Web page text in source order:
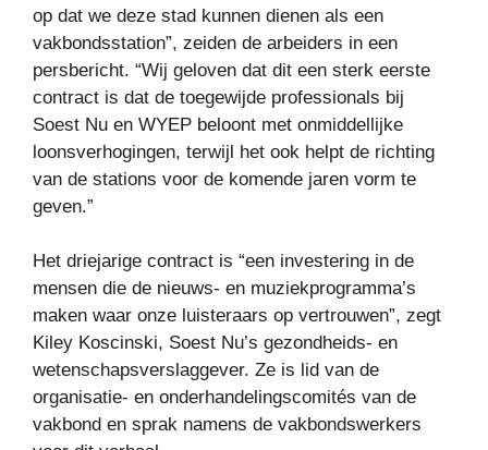
op dat we deze stad kunnen dienen als een
vakbondsstation”, zeiden de arbeiders in een
persbericht. “Wij geloven dat dit een sterk eerste
contract is dat de toegewijde professionals bij
Soest Nu en WYEP beloont met onmiddellijke
loonsverhogingen, terwijl het ook helpt de richting
van de stations voor de komende jaren vorm te
geven.”
Het driejarige contract is “een investering in de
mensen die de nieuws- en muziekprogramma’s
maken waar onze luisteraars op vertrouwen”, zegt
Kiley Koscinski, Soest Nu’s gezondheids- en
wetenschapsverslaggever. Ze is lid van de
organisatie- en onderhandelingscomités van de
vakbond en sprak namens de vakbondswerkers